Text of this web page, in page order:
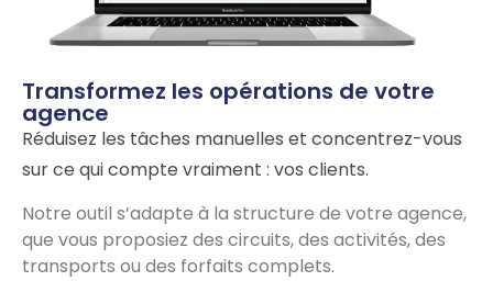
Transformez les opérations de votre
agence
Réduisez les tâches manuelles et concentrez-vous
sur ce qui compte vraiment : vos clients.
Notre outil s’adapte à la structure de votre agence,
que vous proposiez des circuits, des activités, des
transports ou des forfaits complets.